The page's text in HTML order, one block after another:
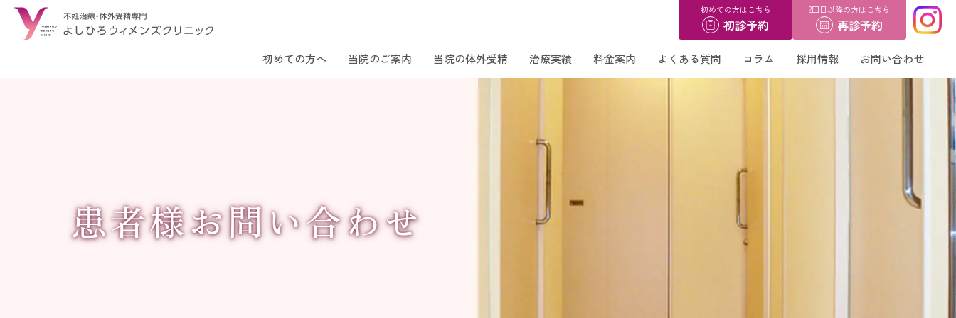
初めての方へ 当院のご案内 当院の体外受精 治療実績 料金案内 よくある質問 コラム 採用情報 お問い合わせ
初めての方はこちら
初診予約
2回目以降の方はこちら
再診予約
患者様お問い合わせ